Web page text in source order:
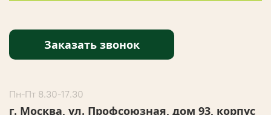
Заказать звонок
Пн-Пт 8.30-17.30
г. Москва, ул. Профсоюзная, дом 93, корпус